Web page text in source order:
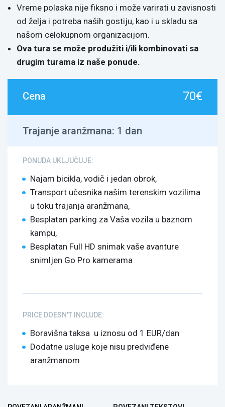
Vreme polaska nije fiksno i može varirati u zavisnosti
od želja i potreba naših gostiju, kao i u skladu sa
našom celokupnom organizacijom.
Ova tura se može produžiti i/ili kombinovati sa
drugim turama iz naše ponude.
Cena 70€
Trajanje aranžmana: 1 dan
PONUDA UKLJUČUJE:
Najam bicikla, vodič i jedan obrok,
Transport učesnika našim terenskim vozilima
u toku trajanja aranžmana,
Besplatan parking za Vaša vozila u baznom
kampu,
Besplatan Full HD snimak vaše avanture
snimljen Go Pro kamerama
PRICE DOESN'T INCLUDE:
Boravišna taksa u iznosu od 1 EUR/dan
Dodatne usluge koje nisu predviđene
aranžmanom